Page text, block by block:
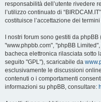
responsabilità dell’utente rivedere
l’utilizzo continuato di
costituisce l’accettazione dei
I nostri forum sono gestiti da
"www.phpbb.com", "phpBB
bacheca elettronica rilasciata sotto
seguito "GPL"), scaricabile da
esclusivamente le discussioni
contenuti o i comportamenti
informazioni su phpBB, consultare: